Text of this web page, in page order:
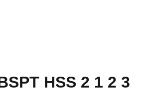
HSS 2 1 2 3